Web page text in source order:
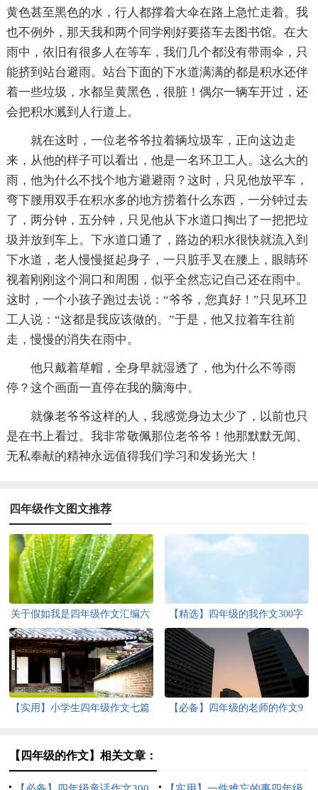
黄色甚至黑色的水，行人都撑着大伞在路上急忙走着。我
也不例外，那天我和两个同学刚好要搭车去图书馆。在大
雨中，依旧有很多人在等车，我们几个都没有带雨伞，只
能挤到站台避雨。站台下面的下水道满满的都是积水还伴
着一些垃圾，水都呈黄黑色，很脏！偶尔一辆车开过，还
会把积水溅到人行道上。
就在这时，一位老爷爷拉着辆垃圾车，正向这边走
来，从他的样子可以看出，他是一名环卫工人。这么大的
雨，他为什么不找个地方避避雨？这时，只见他放平车，
弯下腰用双手在积水多的地方捞着什么东西，一分钟过去
了，两分钟，五分钟，只见他从下水道口掏出了一把把垃
圾并放到车上。下水道口通了，路边的积水很快就流入到
下水道，老人慢慢挺起身子，一只脏手叉在腰上，眼睛环
视着刚刚这个洞口和周围，似乎全然忘记自己还在雨中。
这时，一个小孩子跑过去说：“爷爷，您真好！”只见环卫
工人说：“这都是我应该做的。”于是，他又拉着车往前
走，慢慢的消失在雨中。
他只戴着草帽，全身早就湿透了，他为什么不等雨
停？这个画面一直停在我的脑海中。
就像老爷爷这样的人，我感觉身边太少了，以前也只
是在书上看过。我非常敬佩那位老爷爷！他那默默无闻、
无私奉献的精神永远值得我们学习和发扬光大！
四年级作文图文推荐
关于假如我是四年级作文汇编六
篇
【精选】四年级的我作文300字
【实用】小学生四年级作文七篇
【必备】四年级的老师的作文9
【四年级的作文】相关文章：